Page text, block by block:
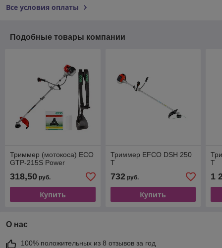
Все условия оплаты
Подобные товары компании
Триммер (мотокоса) ECO
GTP-215S Power
318,50 руб.
Купить
Триммер EFCO DSH 250
T
732руб.
Купить
T
1
О нас
100% положительных из 8 отзывов за год